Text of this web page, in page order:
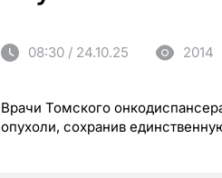
08:30 / 24.10.25 2014
Врачи Томского
опухоли, сохранив